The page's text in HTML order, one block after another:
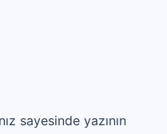
sayesinde yazının